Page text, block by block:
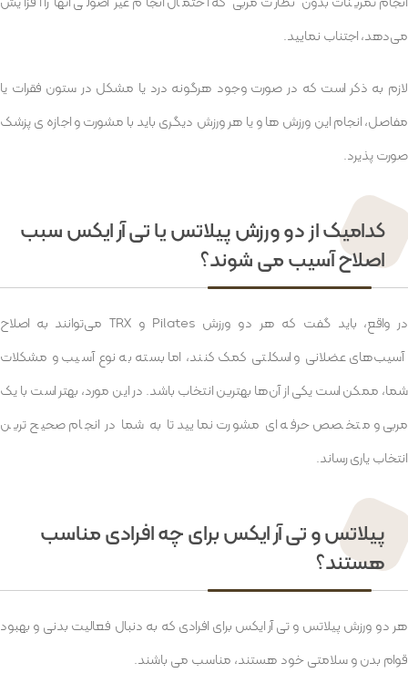
می‌دهد، اجتناب نمایید.
لازم به ذکر است که در صورت وجود هرگونه درد یا مشکل در ستون فقرات یا
مفاصل، انجام این ورزش ها و یا هر ورزش دیگری باید با مشورت و اجازه ی پزشک
صورت پذیرد.
کدامیک از دو ورزش پیلاتس یا تی آر ایکس سبب
اصلاح آسیب می شوند؟
در واقع، باید گفت که هر دو ورزش Pilates و TRX می‌توانند به اصلاح
آسیب‌های عضلانی و اسکلتی کمک کنند، اما بسته به نوع آسیب و مشکلات
شما، ممکن است یکی از آن‌ها بهترین انتخاب باشد. در این مورد، بهتر است با یک
مربی و متخصص حرفه ای مشورت نمایید تا به شما در انجام صحیح ترین
انتخاب یاری رساند.
پیلاتس و تی آر ایکس برای چه افرادی مناسب
هستند؟
هر دو ورزش پیلاتس و تی آر ایکس برای افرادی که به دنبال فعالیت بدنی و بهبود
قوام بدن و سلامتی خود هستند، مناسب می باشند.